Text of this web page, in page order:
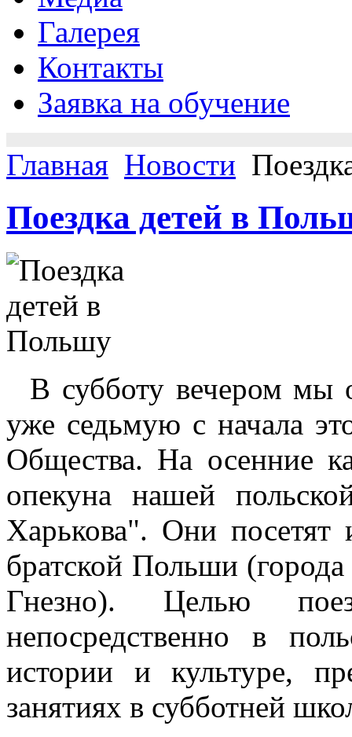
Галерея
Контакты
Заявка на обучение
Главная Новости
Поездка детей в
В субботу вечером мы
уже седьмую с начала
Общества. На осенние
опекуна нашей
Харькова". Они посетят
братской Польши
Гнезно). Целью
непосредственно в
истории и культуре,
занятиях в субботней